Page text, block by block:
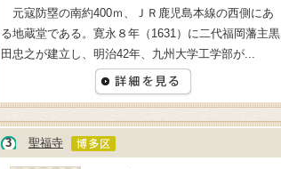
元寇防塁の南約400ｍ、ＪＲ鹿児島本線の西側にあ
る地蔵堂である。寛永８年（1631）に二代福岡藩主黒
田忠之が建立し、明治42年、九州大学工学部が...
3 聖福寺